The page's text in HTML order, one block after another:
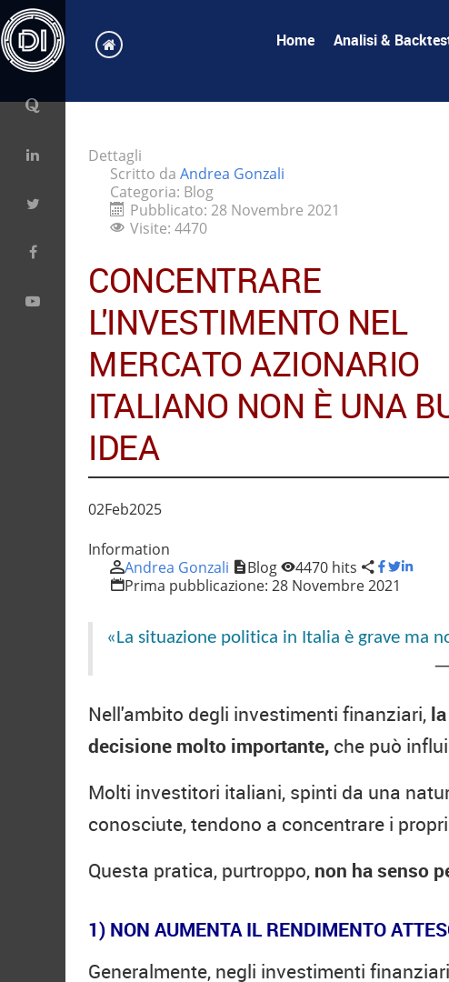
Home Analisi &
Dettagli
Scritto da Andrea Gonzali
Categoria: Blog
Pubblicato: 28 Novembre 2021
Visite: 4470
CONCENTRARE
L'INVESTIMENTO NEL
MERCATO AZIONARIO
ITALIANO NON È UNA
IDEA
02Feb2025
Information
Andrea Gonzali
Blog
4470 hits
Prima pubblicazione: 28 Novembre 2021
«La situazione politica in Italia è grave ma
Nell'ambito degli investimenti finanziari,
decisione molto importante, che può
Molti investitori italiani, spinti da una
conosciute, tendono a concentrare i
Questa pratica, purtroppo, non ha senso
1) NON AUMENTA IL RENDIMENTO
Generalmente, negli investimenti